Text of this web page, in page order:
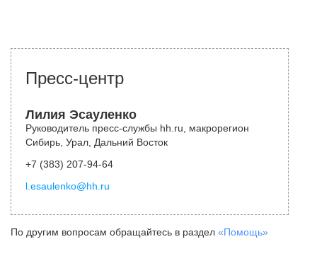
Пресс-центр
Лилия Эсауленко
Руководитель пресс-службы hh.ru, макрорегион
Сибирь, Урал, Дальний Восток
+7 (383) 207-94-64
l.esaulenko@hh.ru
По другим вопросам обращайтесь в раздел «Помощь»